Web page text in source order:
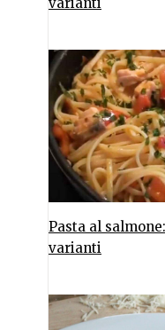
Pasta al
varianti